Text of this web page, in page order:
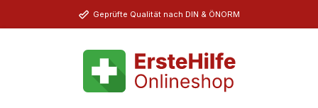
Zum Hauptinhalt springenGeprüfte Qualität nach DIN & ÖNORM